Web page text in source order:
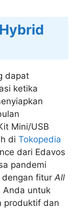
dapat
ketika
Mini/USB
di Tokopedia
dari Edavos
pandemi
dengan fiturAll
Anda untuk
produktif dan